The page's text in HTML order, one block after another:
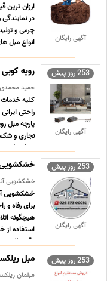
آگهی رایگان
ارزان ترین
در
چرمی و
انواع مبل
انواع
253 روز پیش
آگهی رایگان
رویه
حمید محمدی
کلیه خدمات
راحتی
پارچه مبل
نجاری و
دوخت لمسه
253 روز پیش
آگهی رایگان
خشکشویی
خشکشویی
خشکشویی
برای رفاه
هیچگونه
استفاده
وقت بلکه
... ...
253 روز پیش مبل
مبلمان